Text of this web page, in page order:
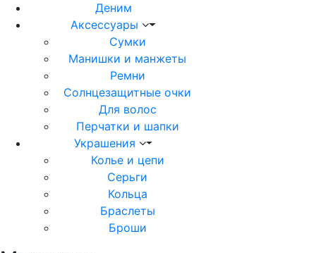
Деним
Аксессуары
Сумки
Манишки и манжеты
Ремни
Солнцезащитные очки
Для волос
Перчатки и шапки
Украшения
Колье и цепи
Серьги
Кольца
Браслеты
Броши